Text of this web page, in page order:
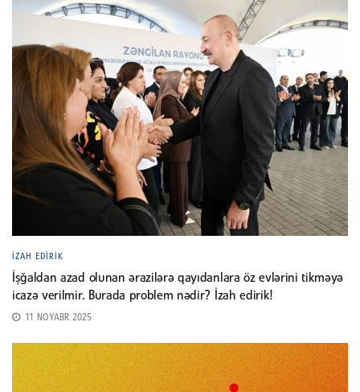
İZAH EDIRIK
İşğaldan azad olunan ərazilərə qayıdanlara öz evlərini tikməyə
icazə verilmir. Burada problem nədir? İzah edirik!
11 NOYABR 2025